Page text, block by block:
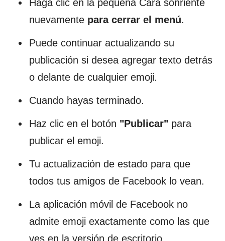
Haga clic en la pequeña Cara sonriente
nuevamente para cerrar el menú.
Puede continuar actualizando su
publicación si desea agregar texto detrás
o delante de cualquier emoji.
Cuando hayas terminado.
Haz clic en el botón "Publicar" para
publicar el emoji.
Tu actualización de estado para que
todos tus amigos de Facebook lo vean.
La aplicación móvil de Facebook no
admite emoji exactamente como las que
ves en la versión de escritorio.